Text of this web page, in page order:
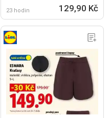
23 hodin 129,90 Kč